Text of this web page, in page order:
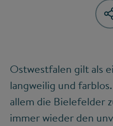
Ostwestfalen gilt als
langweilig und
allem die Bielefelder
immer wieder den